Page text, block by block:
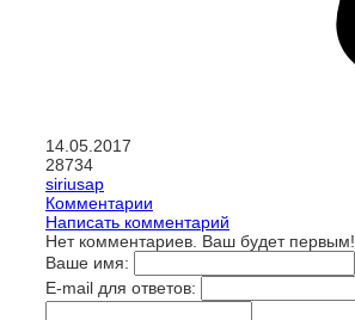
14.05.2017
28734
siriusap
Комментарии
Написать комментарий
Нет комментариев. Ваш будет первым!
Ваше имя:
E-mail для ответов: